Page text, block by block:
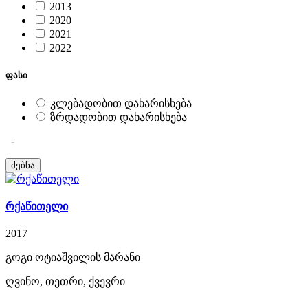
2013
2020
2021
2022
ფასი
კლებადობით დახარისხება
ზრდადობით დახარისხება
-
რქაწითელი
2017
გოგი ოტიაშვილის მარანი
ღვინო, თეთრი, ქვევრი